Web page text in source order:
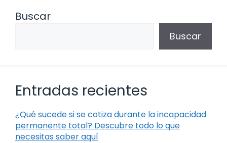
Buscar
Buscar
Entradas recientes
¿Qué sucede si se cotiza durante la incapacidad
permanente total? Descubre todo lo que
necesitas saber aquí